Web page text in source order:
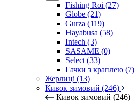
Fishing Roi (27)
Globe (21)
Gurza (119)
Hayabusa (58)
Intech (3)
SASAME (0)
Select (33)
Гачки з краплею (7)
Жерлиці (13)
Кивок зимовий (246)
Кивок зимовий (246)